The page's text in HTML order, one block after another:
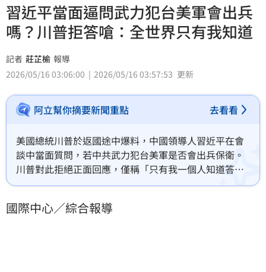
習近平當面逼問武力犯台美軍會出兵
嗎？川普拒答嗆：全世界只有我知道
記者 莊芷榆 報導
2026/05/16 03:06:00
2026/05/16 03:57:53 更新
阿立幫你摘要新聞重點 去看看
美國總統川普於返國途中爆料，中國領導人習近平在會
談中當面質問，若中共武力犯台美軍是否會出兵保衛。
川普對此拒絕正面回應，僅稱「只有我一個人知道答
案」，並強調不願捲入遠在九千五百英里外的戰爭。川
衝突；習近平則強硬警告，台灣問題是中美關係最核心
國際中心／綜合報導